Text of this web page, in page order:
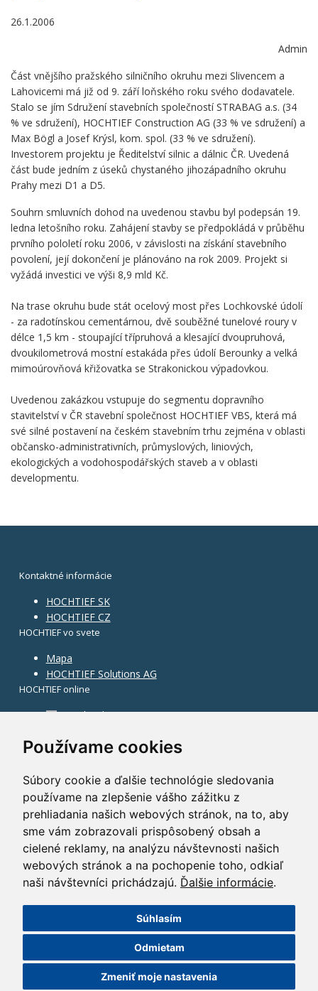
Používame cookies
Súbory cookie a ďalšie technológie sledovania
používame na zlepšenie vášho zážitku z
prehliadania našich webových stránok, na to, aby
sme vám zobrazovali prispôsobený obsah a
cielené reklamy, na analýzu návštevnosti našich
webových stránok a na pochopenie toho, odkiaľ
naši návštevníci prichádzajú. Ďalšie informácie.
Súhlasím
Odmietam
Zmeniť moje nastavenia
26.1.2006
Admin
Část vnějšího pražského silničního okruhu mezi Slivencem a
Lahovicemi má již od 9. září loňského roku svého dodavatele.
Stalo se jím Sdružení stavebních společností STRABAG a.s. (34
% ve sdružení), HOCHTIEF Construction AG (33 % ve sdružení) a
Max Bögl a Josef Krýsl, kom. spol. (33 % ve sdružení).
Investorem projektu je Ředitelství silnic a dálnic ČR. Uvedená
část bude jedním z úseků chystaného jihozápadního okruhu
Prahy mezi D1 a D5.
Souhrn smluvních dohod na uvedenou stavbu byl podepsán 19.
ledna letošního roku. Zahájení stavby se předpokládá v průběhu
prvního pololetí roku 2006, v závislosti na získání stavebního
povolení, její dokončení je plánováno na rok 2009. Projekt si
vyžádá investici ve výši 8,9 mld Kč.
Na trase okruhu bude stát ocelový most přes Lochkovské údolí
- za radotínskou cementárnou, dvě souběžné tunelové roury v
délce 1,5 km - stoupající třípruhová a klesající dvoupruhová,
dvoukilometrová mostní estakáda přes údolí Berounky a velká
mimoúrovňová křižovatka se Strakonickou výpadovkou.
Uvedenou zakázkou vstupuje do segmentu dopravního
stavitelství v ČR stavební společnost HOCHTIEF VBS, která má
své silné postavení na českém stavebním trhu zejména v oblasti
občansko-administrativních, průmyslových, liniových,
ekologických a vodohospodářských staveb a v oblasti
developmentu.
Kontaktné informácie
HOCHTIEF SK
HOCHTIEF CZ
HOCHTIEF vo svete
Mapa
HOCHTIEF Solutions AG
HOCHTIEF online
Facebook
©2014 HOCHTIEF CZ a. s.
Nastavení cookies| Powered by: